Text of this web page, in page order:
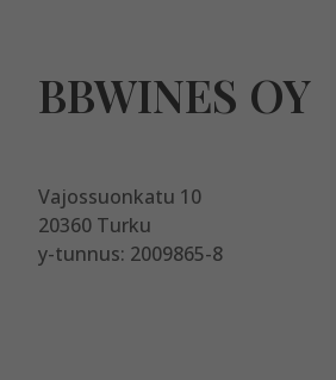
BBWINES OY
Vajossuonkatu 10
20360 Turku
y-tunnus: 2009865-8